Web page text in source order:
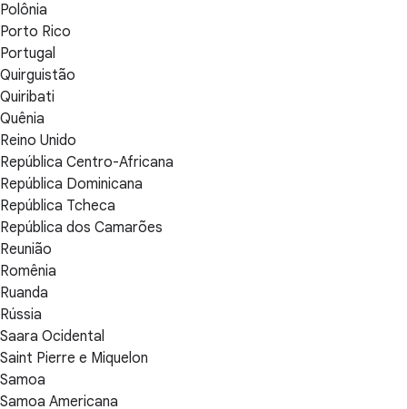
Polônia
Porto Rico
Portugal
Quirguistão
Quiribati
Quênia
Reino Unido
República Centro-Africana
República Dominicana
República Tcheca
República dos Camarões
Reunião
Romênia
Ruanda
Rússia
Saara Ocidental
Saint Pierre e Miquelon
Samoa
Samoa Americana